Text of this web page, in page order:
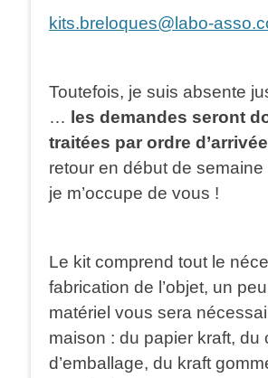
kits.breloques@labo-
Toutefois, je suis absente
… les demandes seront
traitées par ordre d’arrivée
retour en début de
je m’occupe de vous !
Le kit comprend tout le
fabrication de l’objet, un
matériel vous sera
maison : du papier kraft, du
d’emballage, du kraft